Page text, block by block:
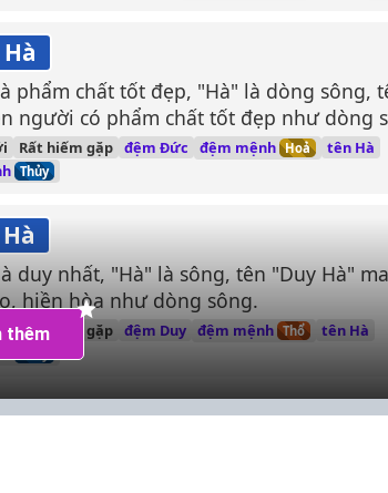
phẩm chất tốt đẹp, "Hà" là dòng sông,
người có phẩm chất tốt đẹp như dòng
mãi.
Rất hiếm gặp đệm Đức đệm mệnh Hoả
tên Hà
Thủy
duy nhất, "Hà" là sông, tên "Duy Hà"
hiền hòa như dòng sông.
Rất hiếm gặp đệm Duy đệm mệnh Thổ
tên Hà
thêm